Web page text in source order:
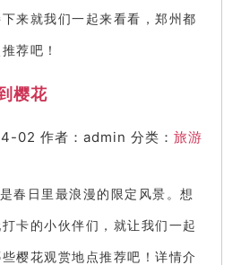
来就我们一起来看看，郑州都
荐吧！
樱花
02 作者：admin 分类： 旅游
春日里最浪漫的限定风景。想
卡的小伙伴们，就让我们一起
樱花观赏地点推荐吧！详情介